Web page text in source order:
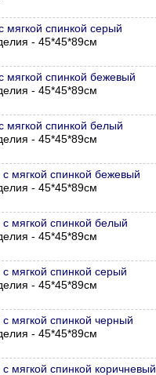
мягкой спинкой серый
- 45*45*89см
мягкой спинкой бежевый
- 45*45*89см
мягкой спинкой белый
- 45*45*89см
мягкой спинкой бежевый
- 45*45*89см
мягкой спинкой белый
- 45*45*89см
мягкой спинкой серый
- 45*45*89см
мягкой спинкой черный
- 45*45*89см
мягкой спинкой коричневый